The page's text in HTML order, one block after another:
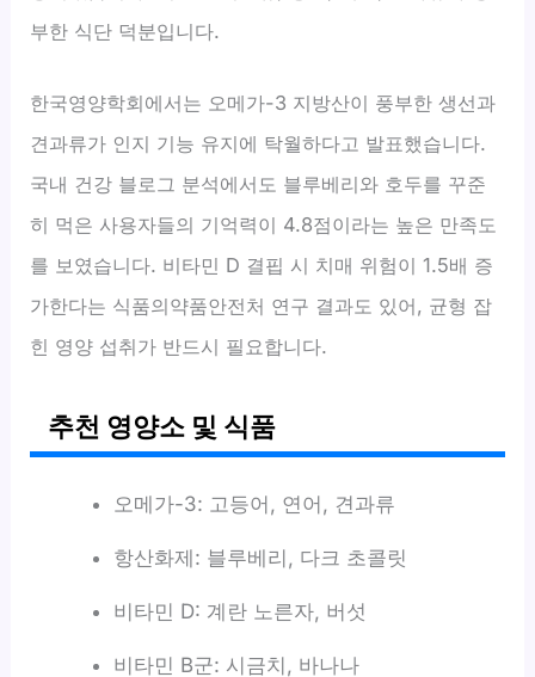
부한 식단 덕분입니다.
한국영양학회에서는 오메가-3 지방산이 풍부한 생선과
견과류가 인지 기능 유지에 탁월하다고 발표했습니다.
국내 건강 블로그 분석에서도 블루베리와 호두를 꾸준
히 먹은 사용자들의 기억력이 4.8점이라는 높은 만족도
를 보였습니다. 비타민 D 결핍 시 치매 위험이 1.5배 증
가한다는 식품의약품안전처 연구 결과도 있어, 균형 잡
힌 영양 섭취가 반드시 필요합니다.
추천 영양소 및 식품
오메가-3: 고등어, 연어, 견과류
항산화제: 블루베리, 다크 초콜릿
비타민 D: 계란 노른자, 버섯
비타민 B군: 시금치, 바나나